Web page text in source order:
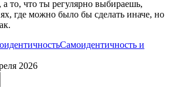
то, что ты регулярно выбираешь,
где можно было бы сделать иначе, но
Самоидентичность и
2026